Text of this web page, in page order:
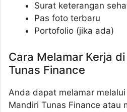
Surat keterangan
Pas foto terbaru
Portofolio (jika ada)
Cara Melamar Kerja
Tunas Finance
Anda dapat melamar
Mandiri Tunas Finance atau